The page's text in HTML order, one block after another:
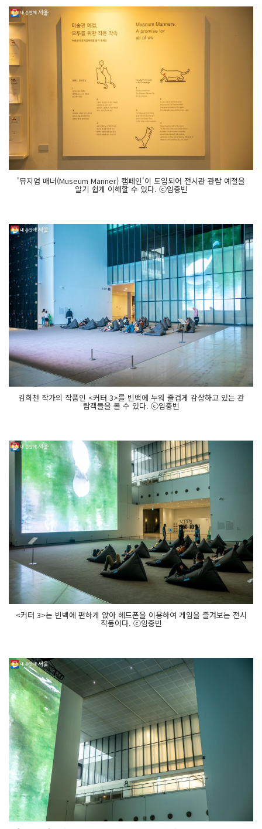
'뮤지엄 매너(Museum Manner) 캠페인'이 도입되어 전시관 관람 예절을
알기 쉽게 이해할 수 있다. ⓒ임중빈
김희천 작가의 작품인 <커터 3>를 빈백에 누워 즐겁게 감상하고 있는 관
람객들을 볼 수 있다. ⓒ임중빈
<커터 3>는 빈백에 편하게 앉아 헤드폰을 이용하여 게임을 즐겨보는 전시
작품이다. ⓒ임중빈